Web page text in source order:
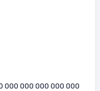
000 000 000 000 000